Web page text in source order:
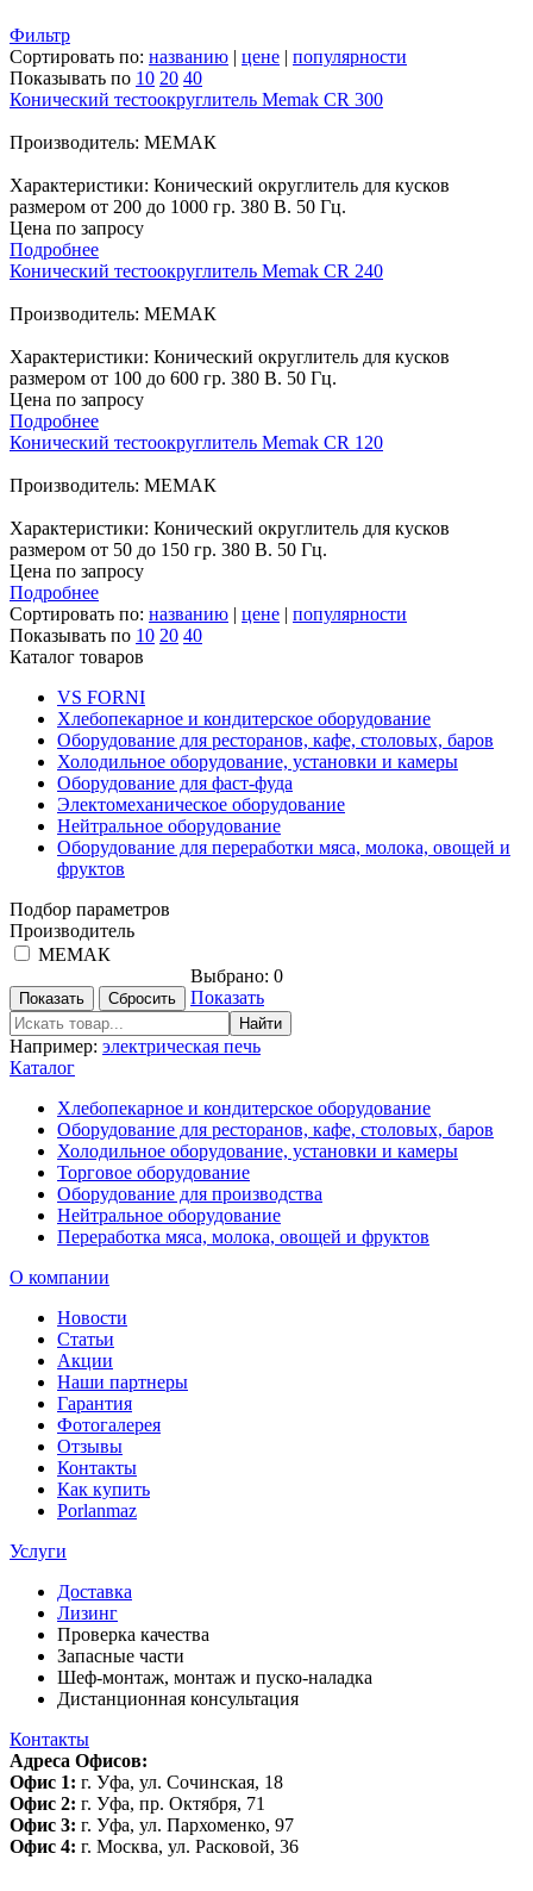
Фильтр
Сортировать по: названию | цене | популярности
Показывать по 10 20 40
Конический тестоокруглитель Memak CR 300
Производитель: МЕМАК
Характеристики: Конический округлитель для кусков
размером от 200 до 1000 гр. 380 В. 50 Гц.
Цена по запросу
Подробнее
Конический тестоокруглитель Memak CR 240
Производитель: МЕМАК
Характеристики: Конический округлитель для кусков
размером от 100 до 600 гр. 380 В. 50 Гц.
Цена по запросу
Подробнее
Конический тестоокруглитель Memak CR 120
Производитель: МЕМАК
Характеристики: Конический округлитель для кусков
размером от 50 до 150 гр. 380 В. 50 Гц.
Цена по запросу
Подробнее
Сортировать по: названию | цене | популярности
Показывать по 10 20 40
Каталог товаров
VS FORNI
Хлебопекарное и кондитерское оборудование
Оборудование для ресторанов, кафе, столовых, баров
Холодильное оборудование, установки и камеры
Оборудование для фаст-фуда
Электомеханическое оборудование
Нейтральное оборудование
Оборудование для переработки мяса, молока, овощей и
фруктов
Подбор параметров
Производитель
МЕМАК
Выбрано: 0
Показать
Например: электрическая печь
Каталог
Хлебопекарное и кондитерское оборудование
Оборудование для ресторанов, кафе, столовых, баров
Холодильное оборудование, установки и камеры
Торговое оборудование
Оборудование для производства
Нейтральное оборудование
Переработка мяса, молока, овощей и фруктов
О компании
Новости
Статьи
Акции
Наши партнеры
Гарантия
Фотогалерея
Отзывы
Контакты
Как купить
Porlanmaz
Услуги
Доставка
Лизинг
Проверка качества
Запасные части
Шеф-монтаж, монтаж и пуско-наладка
Дистанционная консультация
Контакты
Адреса Офисов:
Офис 1: г. Уфа, ул. Сочинская, 18
Офис 2: г. Уфа, пр. Октября, 71
Офис 3: г. Уфа, ул. Пархоменко, 97
Офис 4: г. Москва, ул. Расковой, 36